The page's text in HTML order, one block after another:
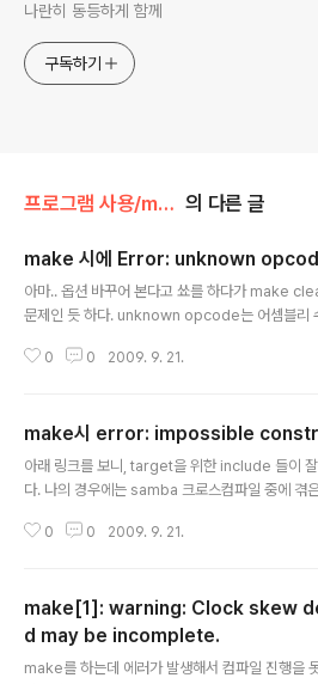
나란히 동등하게 함께
구독하기
프로그램 사용/make, configure 의 다른 글
make 시에 Error: unknown
아마.. 옵션 바꾸어 본다고 쑈를 하다가 make
문제인 듯 하다. unknown opcode는 어셈블리
않은채 다시 컴파일을 시도하면 이미 compile 된
면 이러한 에러는 피할 수 있을 것으로 보인다.
0 0 2009. 9. 21.
make시 error: impossible
아래 링크를 보니, target을 위한 include 들이
다. 나의 경우에는 samba 크로스컴파일 중에 겪
de 라는 녀석이 발동되었다.. 왜인가 했더니..
o initialise an fd_set structure prior to
S-provided, so if they won't compile then
0 0 2009. 9. 21.
make[1]: warning: Clock skew detected. Your buil
d may be incomplete.
make를 하는데 에러가 발생해서 컴파일 진행을